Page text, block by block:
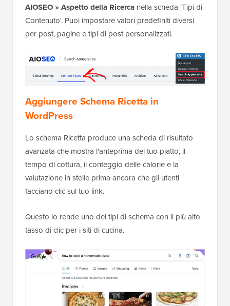
AIOSEO » Aspetto della Ricerca nella scheda 'Tipi di
Contenuto'. Puoi impostare valori predefiniti diversi
per post, pagine e tipi di post personalizzati.
Aggiungere Schema Ricetta in
WordPress
Lo schema Ricetta produce una scheda di risultato
avanzata che mostra l'anteprima del tuo piatto, il
tempo di cottura, il conteggio delle calorie e la
valutazione in stelle prima ancora che gli utenti
facciano clic sul tuo link.
Questo lo rende uno dei tipi di schema con il più alto
tasso di clic per i siti di cucina.